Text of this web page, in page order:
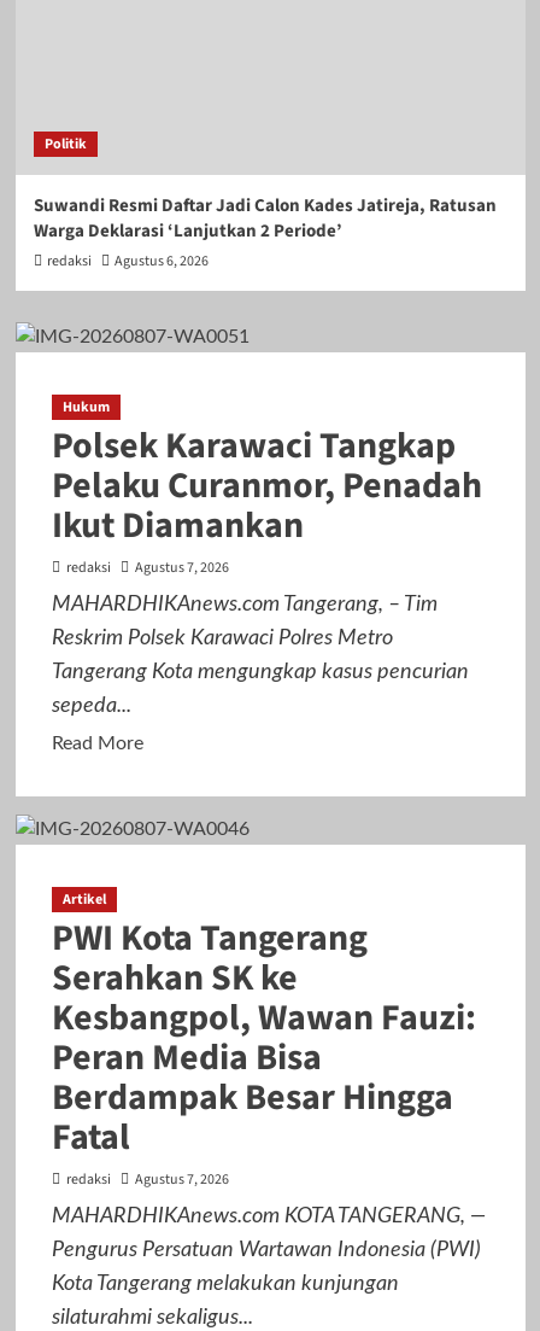
Politik
Suwandi Resmi Daftar Jadi Calon Kades Jatireja, Ratusan
Warga Deklarasi ‘Lanjutkan 2 Periode’
redaksi Agustus 6, 2026
Hukum
Polsek Karawaci Tangkap
Pelaku Curanmor, Penadah
Ikut Diamankan
redaksi Agustus 7, 2026
MAHARDHIKAnews.com Tangerang, – Tim
Reskrim Polsek Karawaci Polres Metro
Tangerang Kota mengungkap kasus pencurian
sepeda...
Read MoreRead
about
Polsek
Pelaku
Curanmor,
Penadah
Ikut
Diamankan
Artikel
PWI Kota Tangerang
Serahkan SK ke
Kesbangpol, Wawan Fauzi:
Peran Media Bisa
Berdampak Besar Hingga
Fatal
redaksi Agustus 7, 2026
MAHARDHIKAnews.com KOTA TANGERANG, —
Pengurus Persatuan Wartawan Indonesia (PWI)
Kota Tangerang melakukan kunjungan
silaturahmi sekaligus...